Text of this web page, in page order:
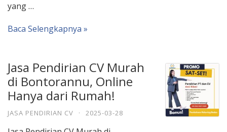
yang …
Baca Selengkapnya »
Jasa Pendirian CV Murah
di Bontorannu, Online
Hanya dari Rumah!
JASA PENDIRIAN CV · 2025-03-28